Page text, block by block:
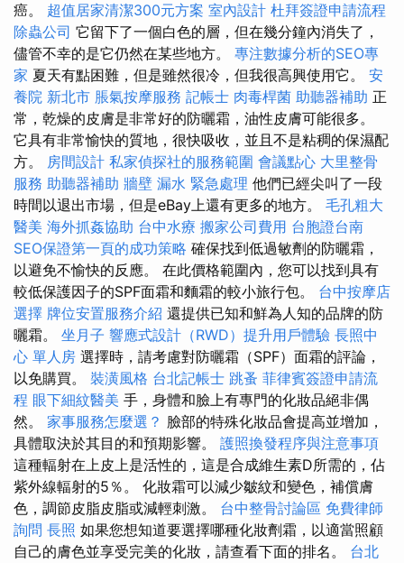
癌。 超值居家清潔300元方案 室內設計 杜拜簽證申請流程
除蟲公司 它留下了一個白色的層，但在幾分鐘內消失了，
儘管不幸的是它仍然在某些地方。 專注數據分析的SEO專
家 夏天有點困難，但是雖然很冷，但我很高興使用它。 安
養院 新北市 脹氣按摩服務 記帳士 肉毒桿菌 助聽器補助 正
常，乾燥的皮膚是非常好的防曬霜，油性皮膚可能很多。
它具有非常愉快的質地，很快吸收，並且不是粘稠的保濕配
方。 房間設計 私家偵探社的服務範圍 會議點心 大里整骨
服務 助聽器補助 牆壁 漏水 緊急處理 他們已經尖叫了一段
時間以退出市場，但是eBay上還有更多的地方。 毛孔粗大
醫美 海外抓姦協助 台中水療 搬家公司費用 台胞證台南
SEO保證第一頁的成功策略 確保找到低過敏劑的防曬霜，
以避免不愉快的反應。 在此價格範圍內，您可以找到具有
較低保護因子的SPF面霜和麵霜的較小旅行包。 台中按摩店
選擇 牌位安置服務介紹 還提供已知和鮮為人知的品牌的防
曬霜。 坐月子 響應式設計（RWD）提升用戶體驗 長照中
心 單人房 選擇時，請考慮對防曬霜（SPF）面霜的評論，
以免購買。 裝潢風格 台北記帳士 跳蚤 菲律賓簽證申請流
程 眼下細紋醫美 手，身體和臉上有專門的化妝品絕非偶
然。 家事服務怎麼選？ 臉部的特殊化妝品會提高並增加，
具體取決於其目的和預期影響。 護照換發程序與注意事項
這種輻射在上皮上是活性的，這是合成維生素D所需的，佔
紫外線輻射的5％。 化妝霜可以減少皺紋和變色，補償膚
色，調節皮脂皮脂或減輕刺激。 台中整骨討論區 免費律師
詢問 長照 如果您想知道要選擇哪種化妝劑霜，以適當照顧
自己的膚色並享受完美的化妝，請查看下面的排名。 台北